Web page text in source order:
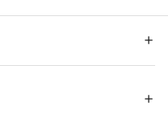
可、自然乾燥、アイロン仕上げ